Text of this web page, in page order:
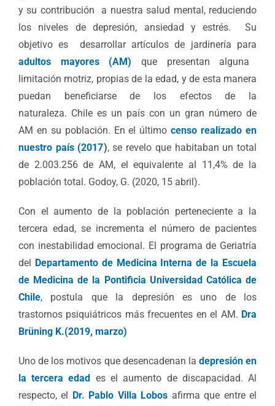
y su contribución a nuestra salud mental, reduciendo
los niveles de depresión, ansiedad y estrés. Su
objetivo es desarrollar artículos de jardinería para
adultos mayores (AM) que presentan alguna
limitación motriz, propias de la edad, y de esta manera
puedan beneficiarse de los efectos de la
naturaleza. Chile es un país con un gran número de
AM en su población. En el últimocenso realizado en
nuestro país (2017), se revelo que habitaban un total
de 2.003.256 de AM, el equivalente al 11,4% de la
población total. Godoy, G. (2020, 15 abril).
Con el aumento de la población perteneciente a la
tercera edad, se incrementa el número de pacientes
con inestabilidad emocional. El programa de Geriatría
del
Departamento de Medicina Interna de la Escuela
de Medicina de la Pontificia Universidad Católica de
Chile, postula que la depresión es uno de los
trastornos psiquiátricos más frecuentes en el AM. Dra
Brüning K.(2019, marzo)
Uno de los motivos que desencadenan la depresión en
la tercera edad
es el aumento de discapacidad. Al
respecto, el
Dr. Pablo Villa Lobos afirma que entre el